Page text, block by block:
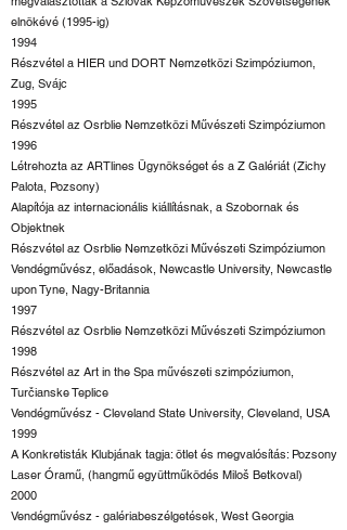
elnökévé (1995-ig)
1994
Részvétel a HIER und DORT Nemzetközi Szimpóziumon,
Zug, Svájc
1995
Részvétel az Osrblie Nemzetközi Művészeti Szimpóziumon
1996
Létrehozta az ARTlines Ügynökséget és a Z Galériát (Zichy
Palota, Pozsony)
Alapítója az internacionális kiállításnak, a Szobornak és
Objektnek
Részvétel az Osrblie Nemzetközi Művészeti Szimpóziumon
Vendégművész, előadások, Newcastle University, Newcastle
upon Tyne, Nagy-Britannia
1997
Részvétel az Osrblie Nemzetközi Művészeti Szimpóziumon
1998
Részvétel az Art in the Spa művészeti szimpóziumon,
Turčianske Teplice
Vendégművész - Cleveland State University, Cleveland, USA
1999
A Konkretisták Klubjának tagja: ötlet és megvalósítás: Pozsony
Laser Óramű, (hangmű együttműködés Miloš Betkoval)
2000
Vendégművész - galériabeszélgetések, West Georgia